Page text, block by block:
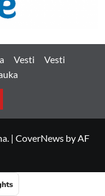
Vesti
Vesti
| CoverNewsby AF